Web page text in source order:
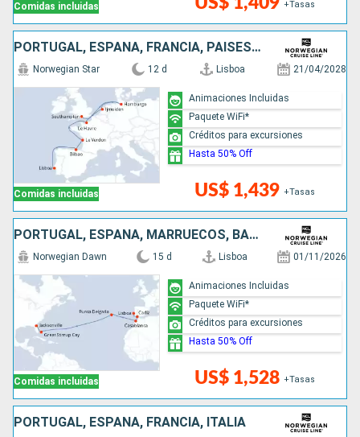
Comidas incluidas +Tasas
PORTUGAL, ESPAÑA, FRANCIA, PAISES BAJOS, ALEMANIA, REINO UNIDO
Comidas incluidas
Norwegian Star 12 d Lisboa 21/04/2028
US$ 1,439 +Tasas
Animaciones Incluidas
Paquete WiFi*
Créditos para excursiones
Hasta 50% Off
PORTUGAL, ESPAÑA, MARRUECOS, BAHAMAS, ESTADOS UNIDOS
Comidas incluidas
Norwegian Dawn 15 d Lisboa 01/11/2026
US$ 1,528 +Tasas
Animaciones Incluidas
Paquete WiFi*
Créditos para excursiones
Hasta 50% Off
PORTUGAL, ESPAÑA, FRANCIA, ITALIA